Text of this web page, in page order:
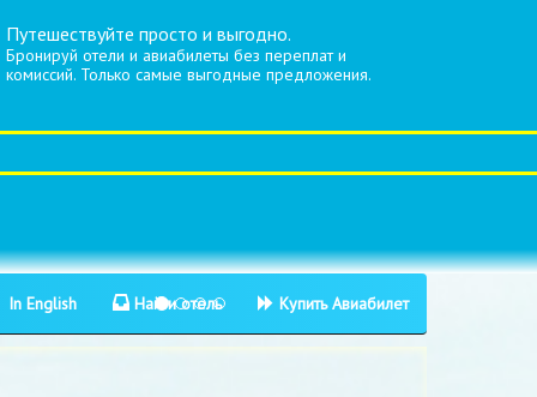
Путешествуйте просто и выгодно.
Бронируй отели и авиабилеты без переплат и
комиссий. Только самые выгодные предложения.
In English Найти отель Купить Авиабилет